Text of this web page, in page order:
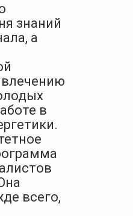
знаний
а
в
всего,